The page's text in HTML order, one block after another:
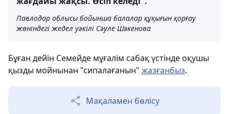
Павлодар облысы бойынша балалар құқығын қорғау
жөніндегі жедел уәкілі Сәуле Шәкенова
Бұған дейін Семейде мұғалім сабақ үстінде оқушы
қызды мойнынан "сипалағанын" жазғанбыз.
Мақаламен бөлісу